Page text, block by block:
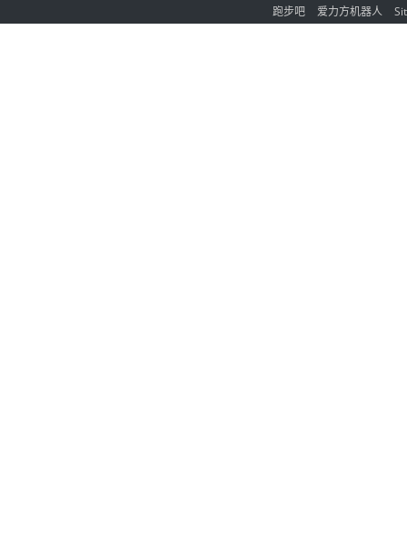
跑步吧
爱力方机器人